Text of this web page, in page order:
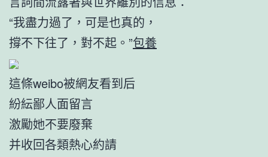
“我盡力過了，可是也真的，
撐不下往了，對不起。”包養
這條weibo被網友看到后
紛紜鄙人面留言
激勵她不要廢棄
并收回各類熱心約請